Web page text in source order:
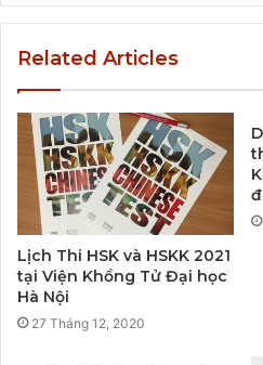
Related Articles
Lịch Thi HSK và HSKK 2021
tại Viện Khổng Tử Đại học
Hà Nội
27 Tháng 12, 2020